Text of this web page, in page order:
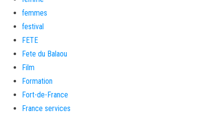
femmes
festival
FETE
Fete du Balaou
Film
Formation
Fort-de-France
France services